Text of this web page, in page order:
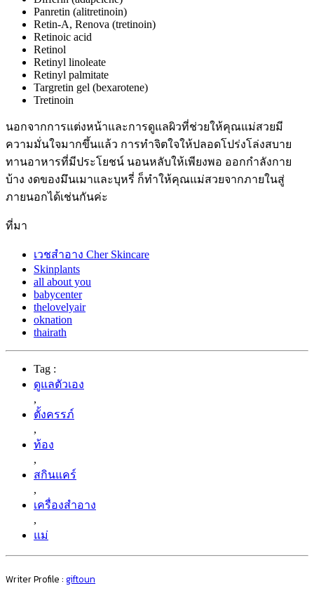
Panretin (alitretinoin)
Retin-A, Renova (tretinoin)
Retinoic acid
Retinol
Retinyl linoleate
Retinyl palmitate
Targretin gel (bexarotene)
Tretinoin
นอกจากการแต่งหน้าและการดูแลผิวที่ช่วยให้คุณแม่สวยมี
ความมั่นใจมากขึ้นแล้ว การทำจิตใจให้ปลอดโปร่งโล่งสบาย
ทานอาหารที่มีประโยชน์ นอนหลับให้เพียงพอ ออกกำลังกาย
บ้าง งดของมึนเมาและบุหรี่ ก็ทำให้คุณแม่สวยจากภายในสู่
ภายนอกได้เช่นกันค่ะ
ที่มา
เวชสำอาง Cher Skincare
Skinplants
all about you
babycenter
thelovelyair
oknation
thairath
Tag :
ดูแลตัวเอง
,
ตั้งครรภ์
,
ท้อง
,
สกินแคร์
,
เครื่องสำอาง
,
แม่
Writer Profile : giftoun